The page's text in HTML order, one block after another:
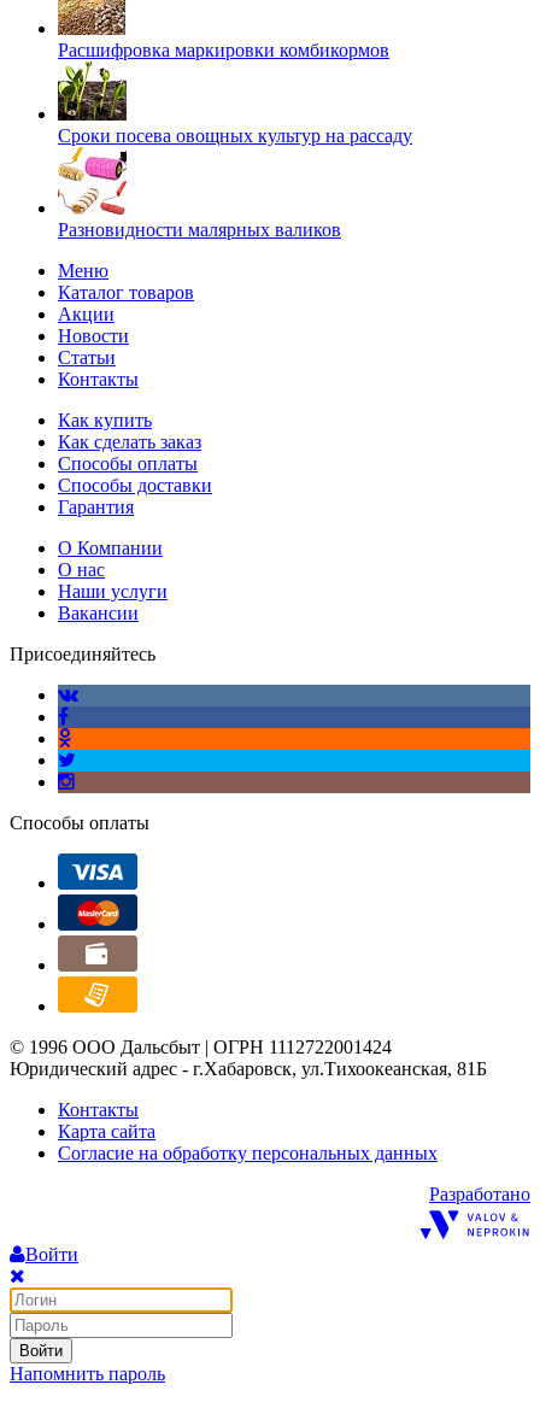
Расшифровка маркировки комбикормов
Сроки посева овощных культур на рассаду
Разновидности малярных валиков
Меню
Каталог товаров
Акции
Новости
Статьи
Контакты
Как купить
Как сделать заказ
Способы оплаты
Способы доставки
Гарантия
О Компании
О нас
Наши услуги
Вакансии
Присоединяйтесь
Способы оплаты
© 1996 ООО Дальсбыт | ОГРН 1112722001424
Юридический адрес - г.Хабаровск, ул.Тихоокеанская, 81Б
Контакты
Карта сайта
Согласие на обработку персональных данных
Разработано
Войти
Войти
Напомнить пароль